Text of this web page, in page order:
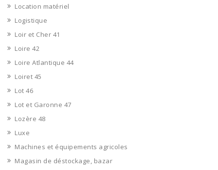
Location matériel
Logistique
Loir et Cher 41
Loire 42
Loire Atlantique 44
Loiret 45
Lot 46
Lot et Garonne 47
Lozère 48
Luxe
Machines et équipements agricoles
Magasin de déstockage, bazar